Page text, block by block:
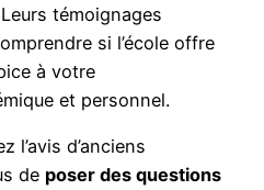
témoignages
si l’école offre
à votre
et personnel.
l’avis d’anciens
de poser des questions